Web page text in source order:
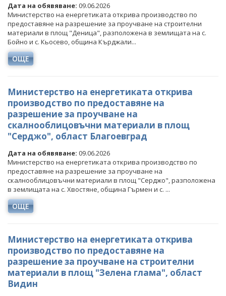
Дата на обявяване: 09.06.2026
Министерство на енергетиката открива производство по
предоставяне на разрешение за проучване на строителни
материали в площ "Деница", разположена в землищата на с.
Бойно и с. Кьосево, община Кърджали...
ОЩЕ
Министерство на енергетиката открива
производство по предоставяне на
разрешение за проучване на
скалнооблицовъчни материали в площ
"Серджо", област Благоевград
Дата на обявяване: 09.06.2026
Министерство на енергетиката открива производство по
предоставяне на разрешение за проучване на
скалнооблицовъчни материали в площ "Серджо", разположена
в землищата на с. Хвостяне, община Гърмен и с. ...
ОЩЕ
Министерство на енергетиката открива
производство по предоставяне на
разрешение за проучване на строителни
материали в площ "Зелена глама", област
Видин